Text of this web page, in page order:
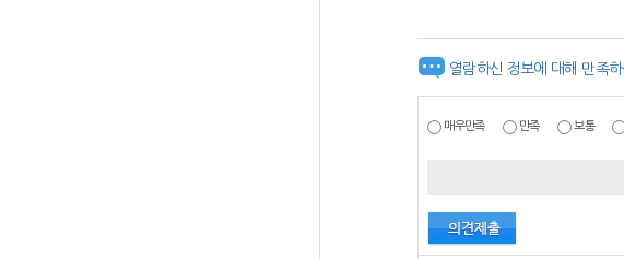
열람하신 정보에 대해 만족
매우만족 만족 보통